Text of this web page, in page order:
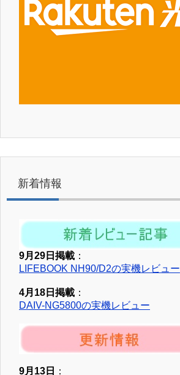
新着情報
9月29日掲載 ：
LIFEBOOK NH90/D2の実機レビュー
4月18日掲載 ：
DAIV-NG5800の実機レビュー
9月13日 ：